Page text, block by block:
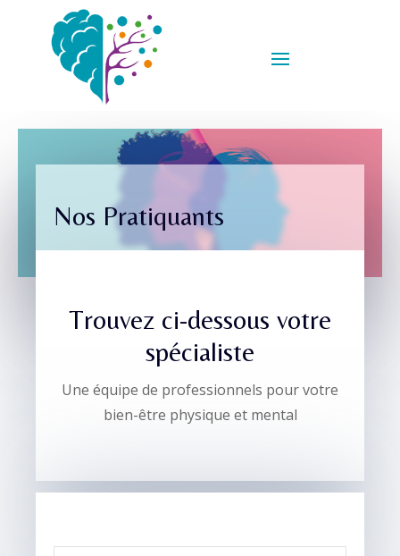
Nos Pratiquants
Trouvez ci-dessous votre
spécialiste
Une équipe de professionnels pour votre
bien-être physique et mental